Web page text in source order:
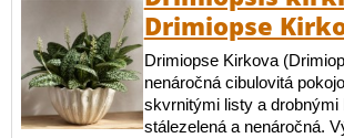
Drimiopse
Drimiopse Kirkova
nenáročná cibulovitá
skvrnitými listy a drobnými
stálezelená a nenáročná.